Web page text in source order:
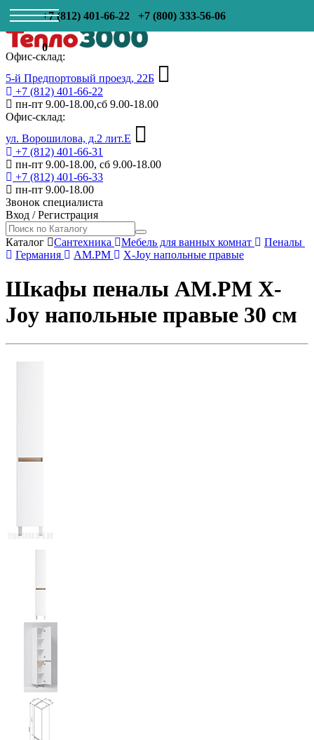
+7 (812) 401-66-22 +7 (800) 333-56-06
0
Офис-склад:
5-й Предпортовый проезд, 22Б
+7 (812) 401-66-22
пн-пт 9.00-18.00,сб 9.00-18.00
Офис-склад:
ул. Ворошилова, д.2 лит.Е
+7 (812) 401-66-31
пн-пт 9.00-18.00, сб 9.00-18.00
+7 (812) 401-66-33
пн-пт 9.00-18.00
Звонок специалиста
Вход /Регистрация
Каталог Сантехника Мебель для ванных комнат
Пеналы
Германия
AM.PM X-Joy напольные правые
Шкафы пеналы AM.PM X-
Joy напольные правые 30 см